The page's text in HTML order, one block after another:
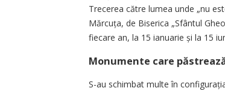
Trecerea către lumea unde „nu
Mărcuța, de Biserica „Sfântul
fiecare an, la 15 ianuarie și la 15
Monumente care
S-au schimbat multe în